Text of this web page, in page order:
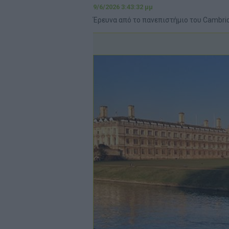
9/6/2026 3:43:32 μμ
Έρευνα από το πανεπιστήμιο του